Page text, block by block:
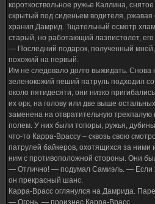
короткоствольное ружье Каллина,
скрытый под сиденьем водителя, ржавая
хранил Дамрид. Тщательный осмотр
старый, но работающий лазпистолет,
— Последний подарок, полученный
похожий на первый.
Им не следовало долго выжидать. Снова
зеленокожий пеший патруль подходил
около пятидесяти, они низко
их орк, на голову или две выше
заменена на отвратительную
полем. У них были топоры, ружья,
что-то Карра-Врассу – сквозь свою
патрулей байкеров, охотящихся за
ним с противоположной стороны. Они
— Отлично! — подумал Самиэль. — Если
он прекрасный шанс.
Карра-Врасс оглянулся на Дамрида.
— Огонь, — произнес Карра-Врасс.